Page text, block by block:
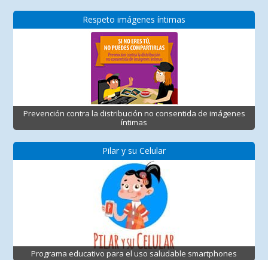
Respeto imágenes íntimas
Prevención contra la distribución no consentida de imágenes
íntimas
Pilar y su Celular
Programa educativo para el uso saludable smartphones